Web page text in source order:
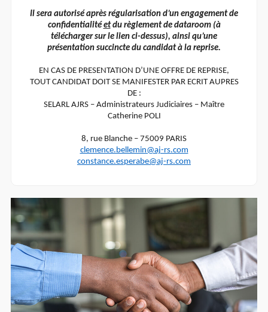
Il sera autorisé après régularisation d’un engagement de
confidentialité etdu règlement de dataroom (à
télécharger sur le lien ci-dessus), ainsi qu’une
présentation succincte du candidat à la reprise.
EN CAS DE PRESENTATION D’UNE OFFRE DE REPRISE,
TOUT CANDIDAT DOIT SE MANIFESTER PAR ECRIT AUPRES
DE :
SELARL AJRS – Administrateurs Judiciaires – Maître
Catherine POLI
8, rue Blanche – 75009 PARIS
clemence.bellemin@aj-rs.com
constance.esperabe@aj-rs.com